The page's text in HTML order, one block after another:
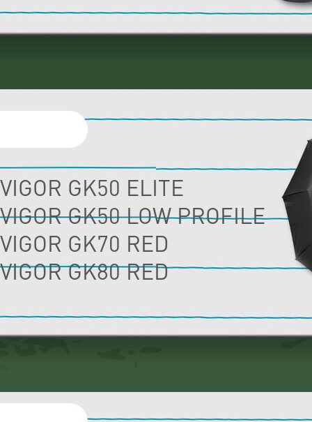
VIGOR GK50 ELITE
VIGOR GK50 LOW PROFILE
VIGOR GK70 RED
VIGOR GK80 RED